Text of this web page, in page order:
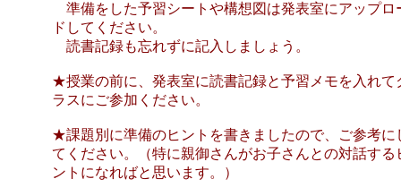
準備をした予習シートや構想図は発表室にアップロ
ドしてください。
読書記録も忘れずに記入しましょう。
★授業の前に、発表室に読書記録と予習メモを入れて
ラスにご参加ください。
★課題別に準備のヒントを書きましたので、ご参考に
てください。（特に親御さんがお子さんとの対話する
ントになればと思います。）